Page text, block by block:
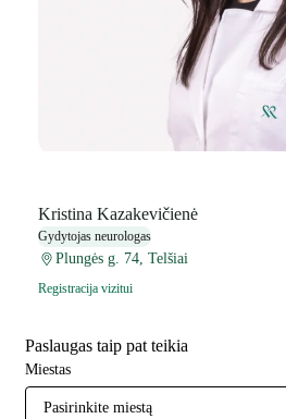
Kristina Kazakevičienė
Gydytojas neurologas
Plungės g. 74, Telšiai
Registracija vizitui
Paslaugas taip pat teikia
Miestas
Pasirinkite miestą